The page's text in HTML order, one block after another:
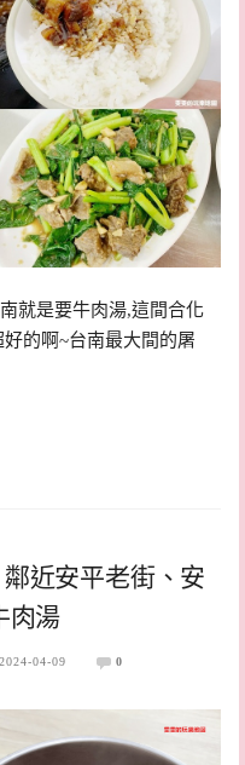
就是要牛肉湯,這間合化
的啊~台南最大間的屠
近安平老街、安
肉湯
2024-04-09 0